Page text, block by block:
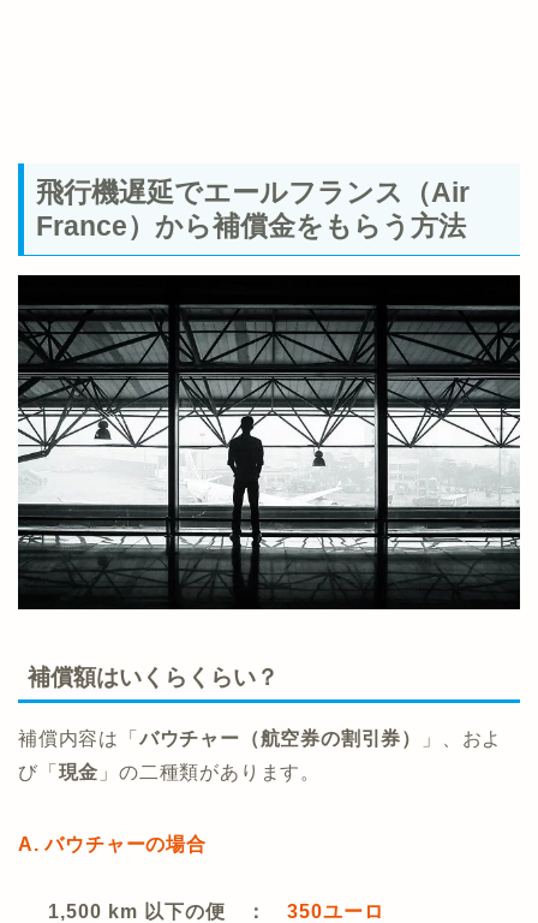
飛行機遅延でエールフランス（Air
France）から補償金をもらう方法
補償額はいくらくらい？
補償内容は「 バウチャー（航空券の割引券）
」、およ
び「 現金 」の二種類があります。
A. バウチャーの場合
1,500 km 以下の便 ： 350ユーロ